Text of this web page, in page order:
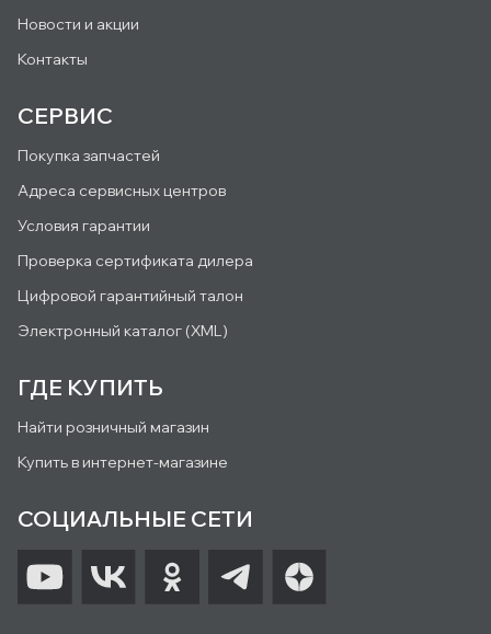
Новости и акции
Контакты
СЕРВИС
Покупка запчастей
Адреса сервисных центров
Условия гарантии
Проверка сертификата дилера
Цифровой гарантийный талон
Электронный каталог (XML)
ГДЕ КУПИТЬ
Найти розничный магазин
Купить в интернет-магазине
СОЦИАЛЬНЫЕ СЕТИ